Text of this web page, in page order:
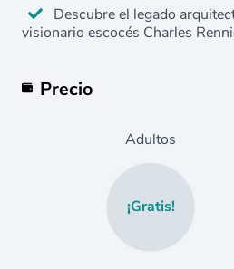
Descubre el legado
visionario escocés Charles
Precio
Adultos
¡Gratis!